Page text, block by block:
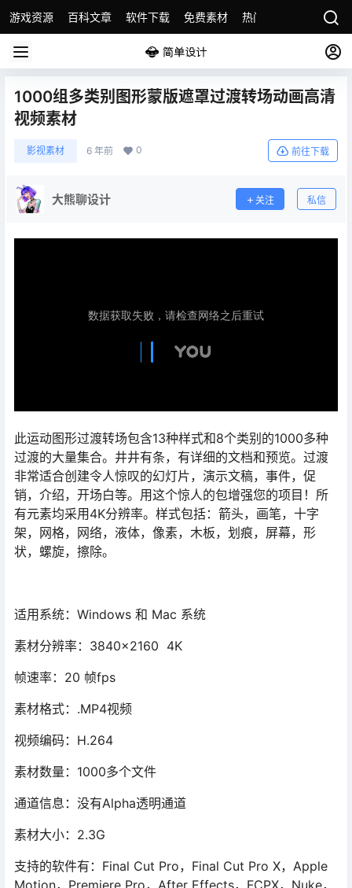
游戏资源 百科文章 软件下载 免费素材 热门素材分类 版权
1000组多类别图形蒙版遮罩过渡转场动画高清
视频素材
影视素材 6 年前 0 前往下载
大熊聊设计 关注 私信
此运动图形过渡转场包含13种样式和8个类别的1000多种
过渡的大量集合。井井有条，有详细的文档和预览。过渡
非常适合创建令人惊叹的幻灯片，演示文稿，事件，促
销，介绍，开场白等。用这个惊人的包增强您的项目！所
有元素均采用4K分辨率。样式包括：箭头，画笔，十字
架，网格，网络，液体，像素，木板，划痕，屏幕，形
状，螺旋，擦除。
适用系统：Windows 和 Mac 系统
素材分辨率：3840×2160 4K
帧速率：20 帧fps
素材格式：.MP4视频
视频编码：H.264
素材数量：1000多个文件
通道信息：没有Alpha透明通道
素材大小：2.3G
支持的软件有：Final Cut Pro，Final Cut Pro X，Apple
Motion，Premiere Pro，After Effects，FCPX，Nuke，